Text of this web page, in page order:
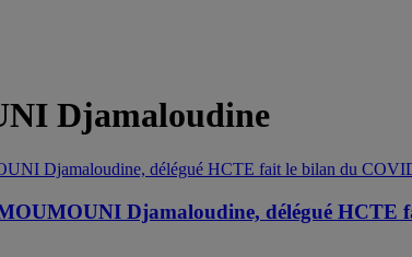
Djamaloudine
Djamaloudine, délégué HCTE